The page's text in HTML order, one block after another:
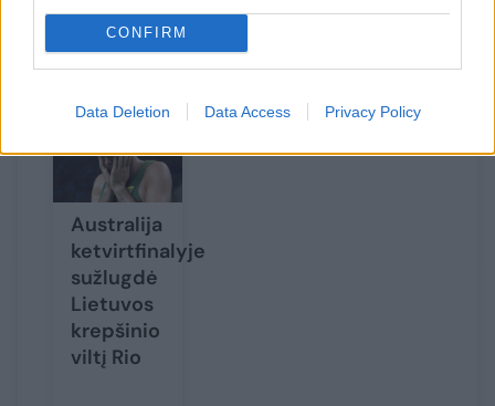
CONFIRM
Data Deletion Data Access Privacy Policy
Susiję straipsniai
Australija
ketvirtfinalyje
sužlugdė
Lietuvos
krepšinio
viltį Rio